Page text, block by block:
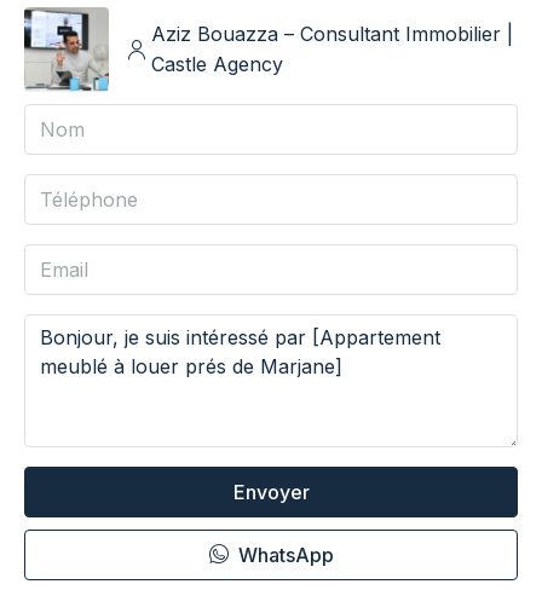
Aziz Bouazza – Consultant Immobilier |
Castle Agency
Envoyer
WhatsApp